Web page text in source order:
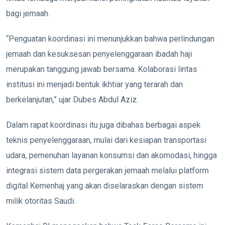
bagi jemaah.
“Penguatan koordinasi ini menunjukkan bahwa perlindungan
jemaah dan kesuksesan penyelenggaraan ibadah haji
merupakan tanggung jawab bersama. Kolaborasi lintas
institusi ini menjadi bentuk ikhtiar yang terarah dan
berkelanjutan,” ujar Dubes Abdul Aziz.
Dalam rapat koordinasi itu juga dibahas berbagai aspek
teknis penyelenggaraan, mulai dari kesiapan transportasi
udara, pemenuhan layanan konsumsi dan akomodasi, hingga
integrasi sistem data pergerakan jemaah melalui platform
digital Kemenhaj yang akan diselaraskan dengan sistem
milik otoritas Saudi.